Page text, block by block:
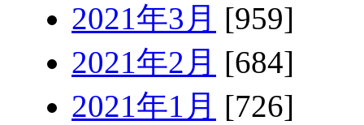
2021年3月 [959]
2021年2月 [684]
2021年1月 [726]